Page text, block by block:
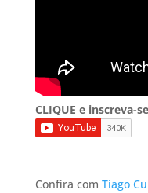
CLIQUE e inscreva-
Confira com Tiago